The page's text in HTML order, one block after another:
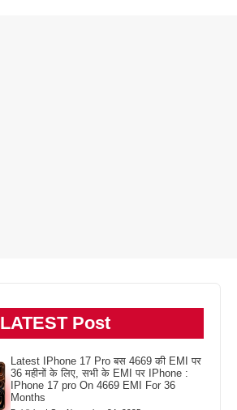
LATEST Post
Latest IPhone 17 Pro बस 4669 की EMI पर
36 महीनों के लिए, सभी के EMI पर IPhone :
IPhone 17 pro On 4669 EMI For 36
Months